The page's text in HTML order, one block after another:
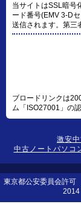
当サイトはSSL暗号
ード番号(EMV 3-D
送信されます。第三
ブロードリンクは
ム「ISO27001」の
激安
中古ノートパソコ
東京都公安委員会許
2014